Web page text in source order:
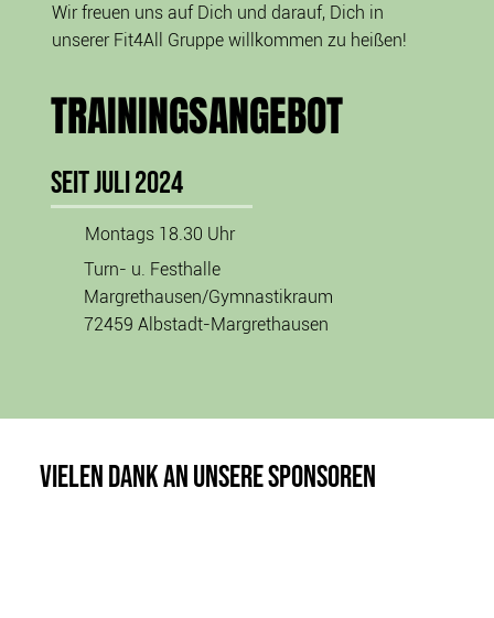
Wir freuen uns auf Dich und darauf, Dich in
unserer Fit4All Gruppe willkommen zu heißen!
TRAININGSANGEBOT
Seit Juli 2024
Montags 18.30 Uhr
Turn- u. Festhalle
Margrethausen/Gymnastikraum
72459 Albstadt-Margrethausen
VIELEN DANK AN UNSERE SPONSOREN